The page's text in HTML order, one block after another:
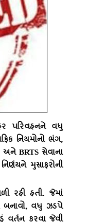
પરિવહનને વધુ
નિયમોનો ભંગ,
અને BRTS સેવાના
મુસાફરોની
રહી હતી. જેમાં
બનાવો, વધુ ઝડપે